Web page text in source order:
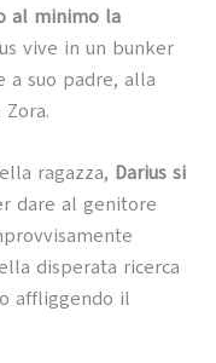
al minimo la
vive in un bunker
a suo padre, alla
ragazza, Darius si
dare al genitore
disperata ricerca
affliggendo il